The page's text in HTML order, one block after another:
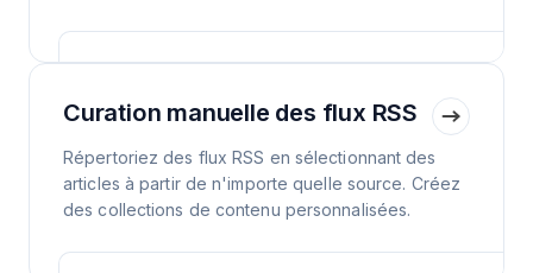
Curation manuelle des flux RSS
Répertoriez des flux RSS en sélectionnant des
articles à partir de n'importe quelle source. Créez
des collections de contenu personnalisées.